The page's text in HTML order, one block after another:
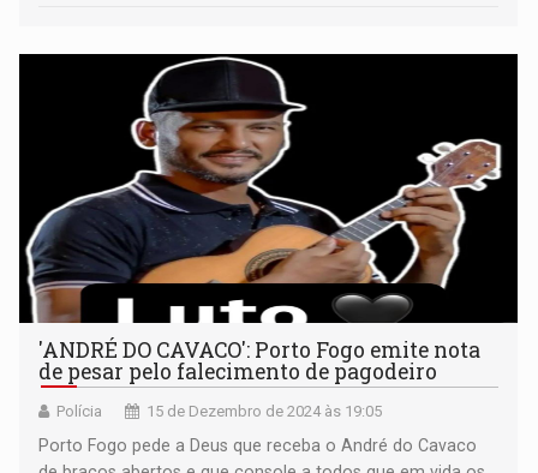
'ANDRÉ DO CAVACO': Porto Fogo emite nota
de pesar pelo falecimento de pagodeiro
Polícia 15 de Dezembro de 2024 às 19:05
Porto Fogo pede a Deus que receba o André do Cavaco